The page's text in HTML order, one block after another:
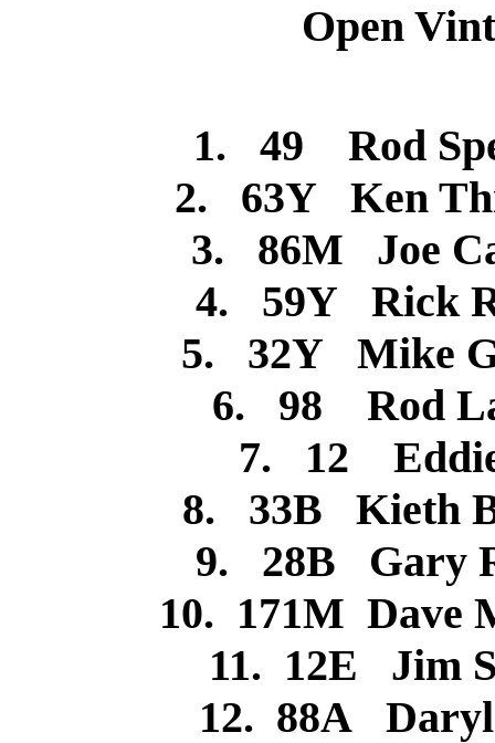
Open
1. 49 Rod
2. 63Y Ken
3. 86M Joe
4. 59Y Rick
5. 32Y Mike
6. 98 Rod
7. 12
8. 33B Kieth
9. 28B Gary
10. 171M Dave
11. 12E Jim
12. 88A